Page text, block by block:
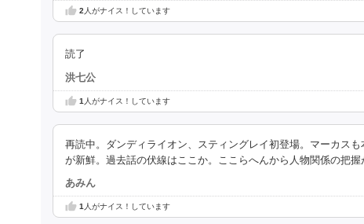
2人がナイス！しています
読了
洪七公
1 人がナイス！しています
再読中。ダンディライオン、スティングレイ初登場。マーカス
が新鮮。過去話の伏線はここか。ここらへんから人物関係の把握
あみん
1人がナイス！しています